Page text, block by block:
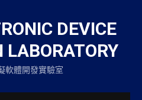
content
DEVICE
軟體開發實驗室